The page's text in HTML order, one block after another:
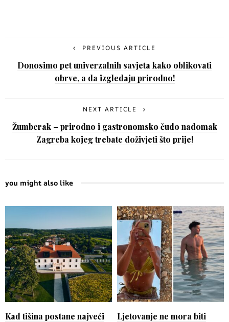
PREVIOUS ARTICLE
Donosimo pet univerzalnih savjeta kako oblikovati
obrve, a da izgledaju prirodno!
NEXT ARTICLE
Žumberak – prirodno i gastronomsko čudo nadomak
Zagreba kojeg trebate doživjeti što prije!
you might also like
Kad tišina postane najveći
Ljetovanje ne mora biti